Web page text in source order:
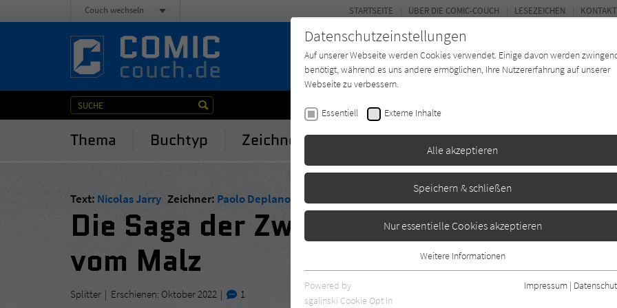
Thema Buchtyp Zeichner*in Texter*in Verlage Magazin
STARTSEITE ÜBER DIE COMIC-COUCH LESEZEICHEN KONTAKT
Couch wechseln
Text: Nicolas Jarry Zeichner: Paolo Deplano Giovanni Lorusso
Die Saga der Zwerge 22: Borogam
vom Malz
Splitter Erschienen: Oktober 2022 1
Datenschutzeinstellungen
Auf unserer Webseite werden Cookies verwendet. Einige davon werden
benötigt, während es uns andere ermöglichen, Ihre Nutzererfahrung auf unserer
Webseite zu verbessern.
Essentiell Externe Inhalte
Alle akzeptieren
Speichern & schließen
Nur essentielle Cookies akzeptieren
Essentielle Cookies werden für grundlegende Funktionen der Webseite
benötigt. Dadurch ist gewährleistet, dass die Webseite einwandfrei
Weitere Informationen
Powered by
sgalinski Cookie Opt In
Impressum |